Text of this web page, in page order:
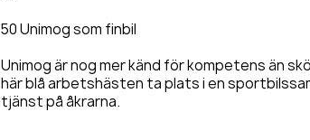
50 Unimog som finbil
Unimog är nog mer känd för kompetens än
här blå arbetshästen ta plats i en
tjänst på åkrarna.